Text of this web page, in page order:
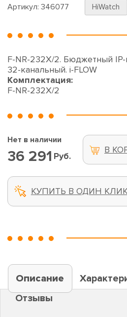
Артикул: 346077 HiWatch
F-NR-232X/2. Бюджетный IP-
32-канальный. i-FLOW
Комплектация:
F-NR-232X/2
Нет в наличии
36 291 Руб.
В
КУПИТЬ В ОДИН
Описание
Отзывы